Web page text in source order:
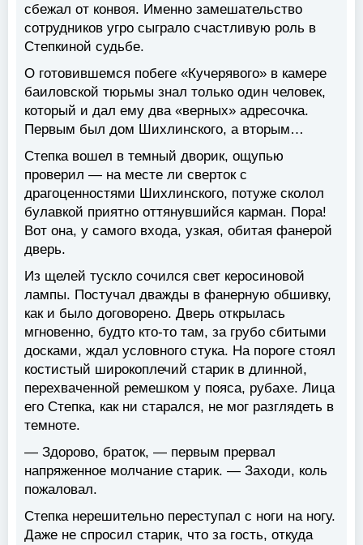
сбежал от конвоя. Именно замешательство
сотрудников угро сыграло счастливую роль в
Степкиной судьбе.
О готовившемся побеге «Кучерявого» в камере
баиловской тюрьмы знал только один человек,
который и дал ему два «верных» адресочка.
Первым был дом Шихлинского, а вторым…
Степка вошел в темный дворик, ощупью
проверил — на месте ли сверток с
драгоценностями Шихлинского, потуже сколол
булавкой приятно оттянувшийся карман. Пора!
Вот она, у самого входа, узкая, обитая фанерой
дверь.
Из щелей тускло сочился свет керосиновой
лампы. Постучал дважды в фанерную обшивку,
как и было договорено. Дверь открылась
мгновенно, будто кто-то там, за грубо сбитыми
досками, ждал условного стука. На пороге стоял
костистый широкоплечий старик в длинной,
перехваченной ремешком у пояса, рубахе. Лица
его Степка, как ни старался, не мог разглядеть в
темноте.
— Здорово, браток, — первым прервал
напряженное молчание старик. — Заходи, коль
пожаловал.
Степка нерешительно переступал с ноги на ногу.
Даже не спросил старик, что за гость, откуда